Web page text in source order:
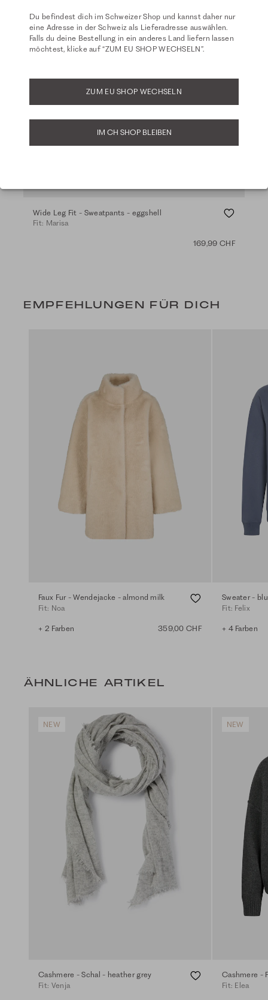
Wide Leg Fit - Sweatpants - eggshell
Fit: Marisa
169,99 CHF
EMPFEHLUNGEN FÜR DICH
Faux Fur - Wendejacke - almond milk
Fit: Noa
+ 2 Farben 359,00 CHF
Sweater -
Fit: Felix
+ 4 Farben
ÄHNLICHE ARTIKEL
NEW
Cashmere - Schal - heather grey
Fit: Venja
NEW
Cashmere -
Fit: Elea
Du befindest dich im Schweizer Shop und kannst daher nur
eine Adresse in der Schweiz als Lieferadresse auswählen.
Falls du deine Bestellung in ein anderes Land liefern lassen
möchtest, klicke auf “ZUM EU SHOP WECHSELN”.
ZUM EU SHOP WECHSELN
IM CH SHOP BLEIBEN